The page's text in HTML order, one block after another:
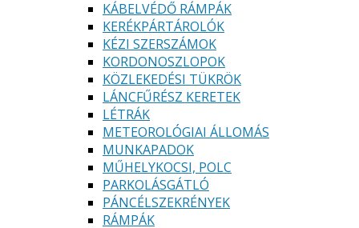
KÁBELVÉDŐ RÁMPÁK
KERÉKPÁRTÁROLÓK
KÉZI SZERSZÁMOK
KORDONOSZLOPOK
KÖZLEKEDÉSI TÜKRÖK
LÁNCFŰRÉSZ KERETEK
LÉTRÁK
METEOROLÓGIAI ÁLLOMÁS
MUNKAPADOK
MŰHELYKOCSI, POLC
PARKOLÁSGÁTLÓ
PÁNCÉLSZEKRÉNYEK
RÁMPÁK